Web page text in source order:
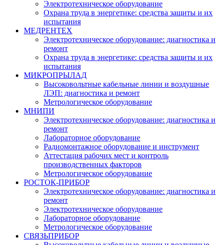
Электротехническое оборудование
Охрана труда в энергетике: средства защиты и их
испытания
МЕДРЕНТЕХ
Электротехническое оборудование: диагностика и
ремонт
Охрана труда в энергетике: средства защиты и их
испытания
МИКРОПРЫЛАД
Высоковольтные кабельные линии и воздушные
ЛЭП: диагностика и ремонт
Метрологическое оборудование
МНИПИ
Электротехническое оборудование: диагностика и
ремонт
Лабораторное оборудование
Радиомонтажное оборудование и инструмент
Аттестация рабочих мест и контроль
производственных факторов
Метрологическое оборудование
РОСТОК-ПРИБОР
Электротехническое оборудование: диагностика и
ремонт
Электротехническое оборудование
Лабораторное оборудование
Метрологическое оборудование
СВЯЗЬПРИБОР